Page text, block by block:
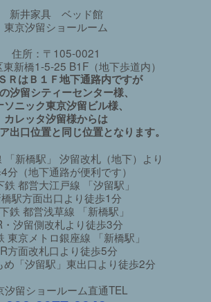
新井家具 ベッド館
東京汐留ショールーム
住所：〒105-0021
新橋1-5-25 B1F（地下歩道内）
ＲはＢ１Ｆ地下通路内ですが
汐留シティーセンター様、
ソニック東京汐留ビル様、
カレッタ汐留様からは
出口位置と同じ位置となります。
「新橋駅」 汐留改札（地下）より
分（地下通路が便利です）
鉄 都営大江戸線 「汐留駅」
駅方面出口より徒歩1分
鉄 都営浅草線 「新橋駅」
汐留側改札より徒歩3分
東京メトロ銀座線 「新橋駅」
方面改札口より徒歩5分
め「汐留駅」東出口より徒歩2分
汐留ショールーム直通TEL